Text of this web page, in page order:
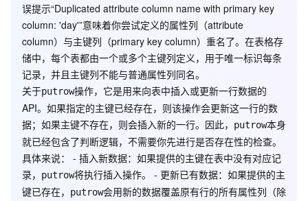
误提示“Duplicated attribute column name with primary key
column: 'day'”意味着你尝试定义的属性列（attribute
column）与主键列（primary key column）重名了。在表格存
储中，每个表都由一个或多个主键列定义，用于唯一标识每条
记录，并且主键列不能与普通属性列同名。
关于putrow操作，它是用来向表中插入或更新一行数据的
API。如果指定的主键已经存在，则该操作会更新这一行的数
据；如果主键不存在，则会插入新的一行。因此，
putrow本身
就已经包含了判断逻辑，不需要你先进行是否存在性的检查。
具体来说： - 插入新数据：如果提供的主键在表中没有对应记
录，
putrow将执行插入操作。 - 更新已有数据：如果提供的主
键已存在，
putrow会用新的数据覆盖原有行的所有属性列（除